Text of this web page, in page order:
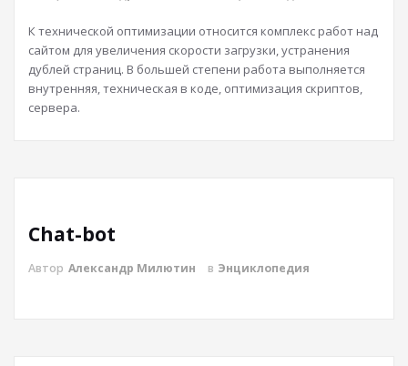
К технической оптимизации относится комплекс работ над
сайтом для увеличения скорости загрузки, устранения
дублей страниц. В большей степени работа выполняется
внутренняя, техническая в коде, оптимизация скриптов,
сервера.
Chat-bot
Автор Александр Милютин в Энциклопедия